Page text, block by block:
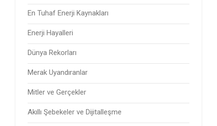
En Tuhaf Enerji Kaynakları
Enerji Hayalleri
Dünya Rekorları
Merak Uyandıranlar
Mitler ve Gerçekler
Akıllı Şebekeler ve Dijitalleşme